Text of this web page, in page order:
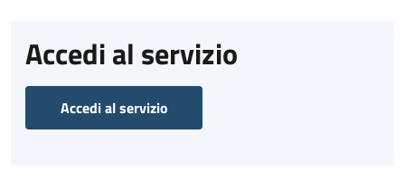
Accedi al servizio
Accedi al servizio